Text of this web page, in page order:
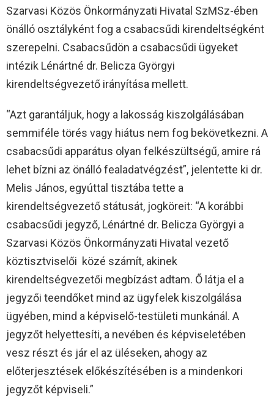
Szarvasi Közös Önkormányzati Hivatal SzMSz-ében
önálló osztályként fog a csabacsűdi kirendeltségként
szerepelni. Csabacsűdön a csabacsűdi ügyeket
intézik Lénártné dr. Belicza Györgyi
kirendeltségvezető irányítása mellett.
“Azt garantáljuk, hogy a lakosság kiszolgálásában
semmiféle törés vagy hiátus nem fog bekövetkezni. A
csabacsűdi apparátus olyan felkészültségű, amire rá
lehet bízni az önálló fealadatvégzést”, jelentette ki dr.
Melis János, egyúttal tisztába tette a
kirendeltségvezető státusát, jogköreit: “A korábbi
csabacsűdi jegyző, Lénártné dr. Belicza Györgyi a
Szarvasi Közös Önkormányzati Hivatal vezető
köztisztviselői közé számít, akinek
kirendeltségvezetői megbízást adtam. Ő látja el a
jegyzői teendőket mind az ügyfelek kiszolgálása
ügyében, mind a képviselő-testületi munkánál. A
jegyzőt helyettesíti, a nevében és képviseletében
vesz részt és jár el az üléseken, ahogy az
előterjesztések előkészítésében is a mindenkori
jegyzőt képviseli.”